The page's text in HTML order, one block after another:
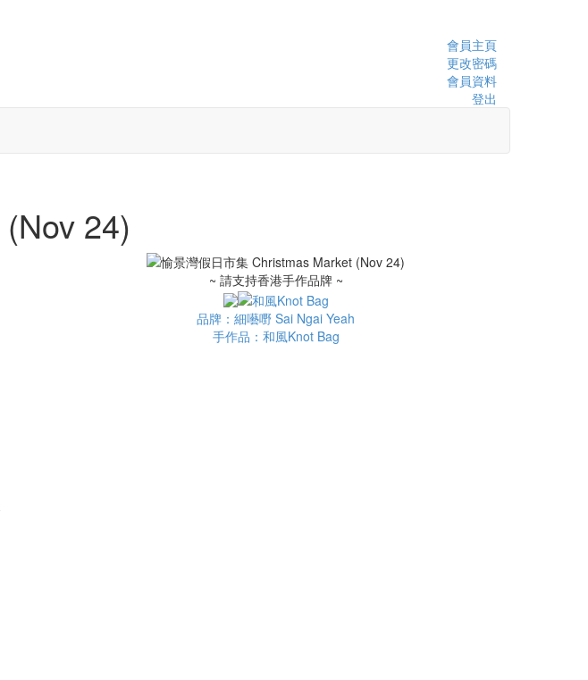
會員主頁
更改密碼
會員資料
登出
24)
~ 請支持香港手作品牌 ~
品牌：細囈嘢 Sai Ngai Yeah
手作品：和風Knot Bag